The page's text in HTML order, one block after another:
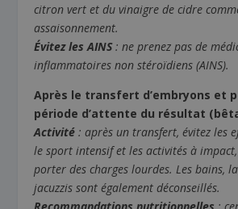
citron vert et du vinaigre de cidre
assaisonnement.
Évitez les AINS: ne prenez pas de
inflammatoires non stéroïdiens (AINS).
Après le transfert d’embryons et
période d’attente du résultat
Activité: après un transfert, évitez les
le sport intensif et les activités à
porter des charges lourdes. Les bains,
jacuzzis sont également déconseillés.
Recommandations nutritionnelles: